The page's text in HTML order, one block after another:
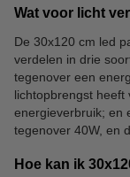
Wat voor licht
De 30x120 cm led
verdelen in drie
tegenover een
lichtopbrengst heeft
energieverbruik; en
tegenover 40W, en
Hoe kan ik